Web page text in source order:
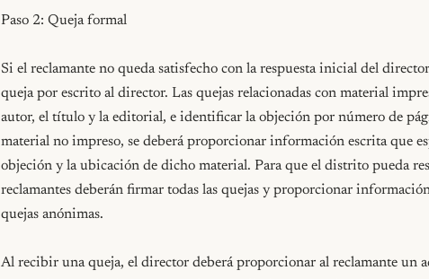
Paso 2: Queja formal
Si el reclamante no queda satisfecho con la respuesta inicial del
queja por escrito al director. Las quejas relacionadas con material
autor, el título y la editorial, e identificar la objeción por número de
material no impreso, se deberá proporcionar información escrita que
objeción y la ubicación de dicho material. Para que el distrito pueda
reclamantes deberán firmar todas las quejas y proporcionar
quejas anónimas.
Al recibir una queja, el director deberá proporcionar al reclamante un